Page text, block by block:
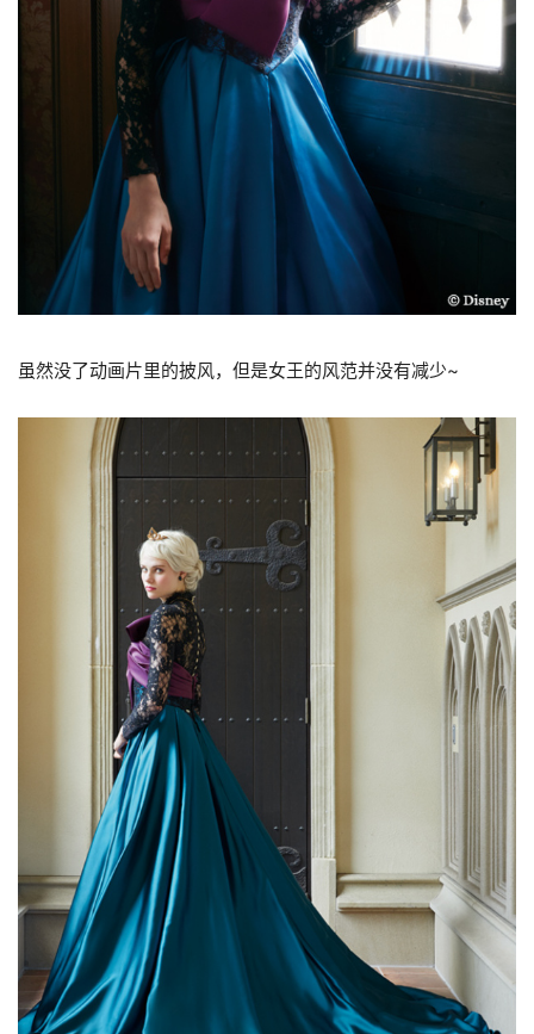
虽然没了动画片里的披风，但是女王的风范并没有减少~